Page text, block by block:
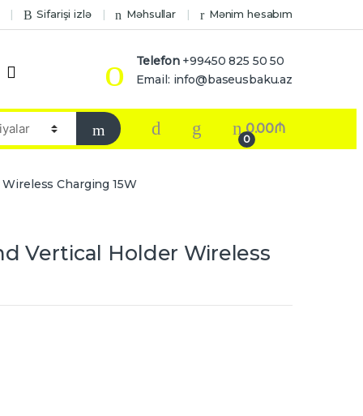
Sifarişi izlə Məhsullar Mənim hesabım
Telefon+99450 825 50 50
Email: info@baseusbaku.az
0
0.00₼
Charging 15W
Vertical Holder Wireless